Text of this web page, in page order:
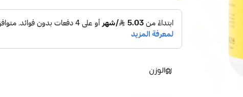
الوزن